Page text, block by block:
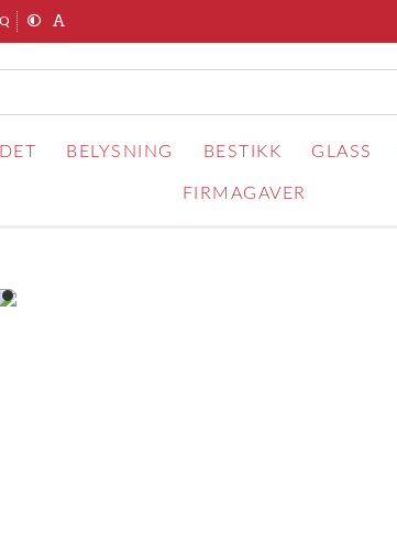
BELYSNING BESTIKK GLASS
FIRMAGAVER
item